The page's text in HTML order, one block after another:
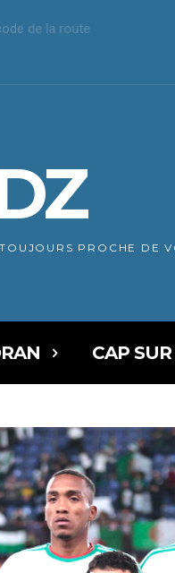
PROCHE DE
CAP